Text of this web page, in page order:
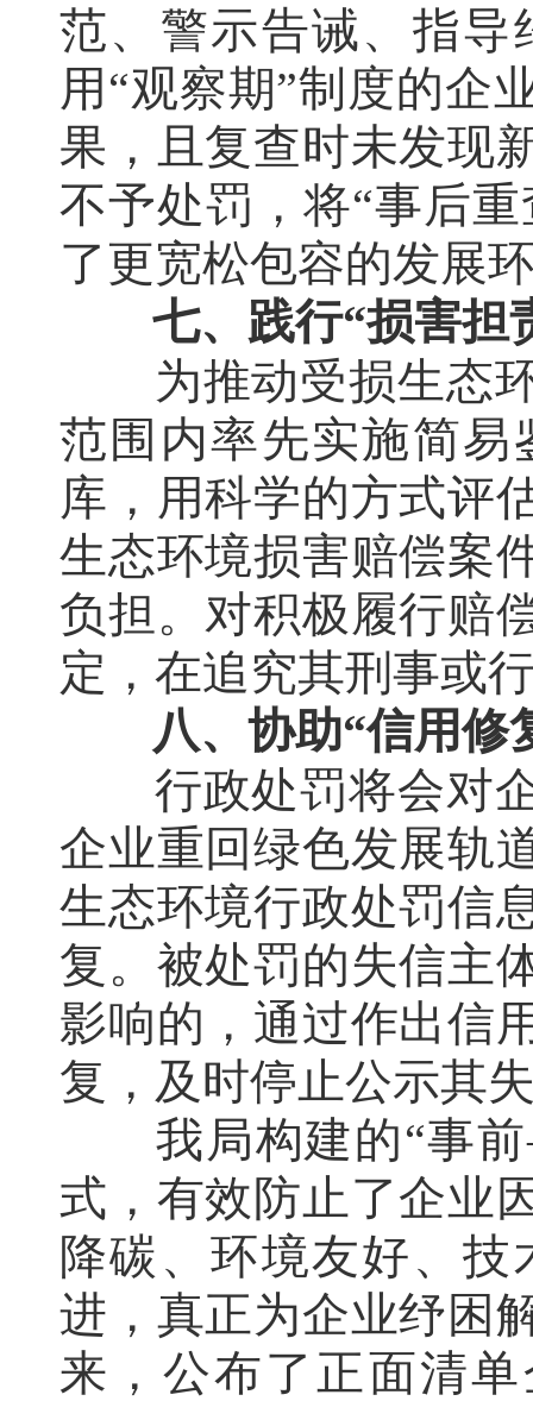
范、警示告诫、指
用“观察期”制度的企
果，且复查时未发现
不予处罚，将“事后
了更宽松包容的发展
七、践行“损害担
为推动受损生态
范围内率先实施简
库，用科学的方式评
生态环境损害赔偿案
负担。对积极履行赔
定，在追究其刑事或
八、协助“信用修
行政处罚将会对
企业重回绿色发展轨
生态环境行政处罚信
复。被处罚的失信主
影响的，通过作出信
复，及时停止公示其
我局构建的“事
式，有效防止了企业
降碳、环境友好、
进，真正为企业纾困
来，公布了正面清